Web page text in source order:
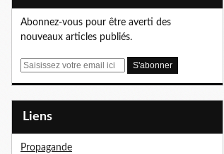
Abonnez-vous pour être averti des
nouveaux articles publiés.
E
Liens
Propagande